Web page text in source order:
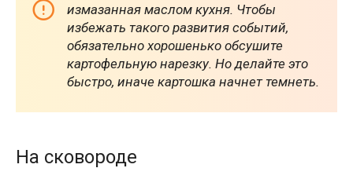
измазанная маслом кухня. Чтобы
избежать такого развития событий,
обязательно хорошенько обсушите
картофельную нарезку. Но делайте это
быстро, иначе картошка начнет темнеть.
На сковороде